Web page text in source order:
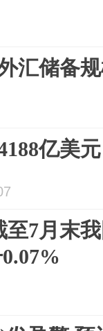
汇储备
亿美
至7月末